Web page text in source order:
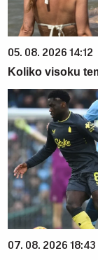
05. 08. 2026 14:12
Koliko visoku
07. 08. 2026 18:43